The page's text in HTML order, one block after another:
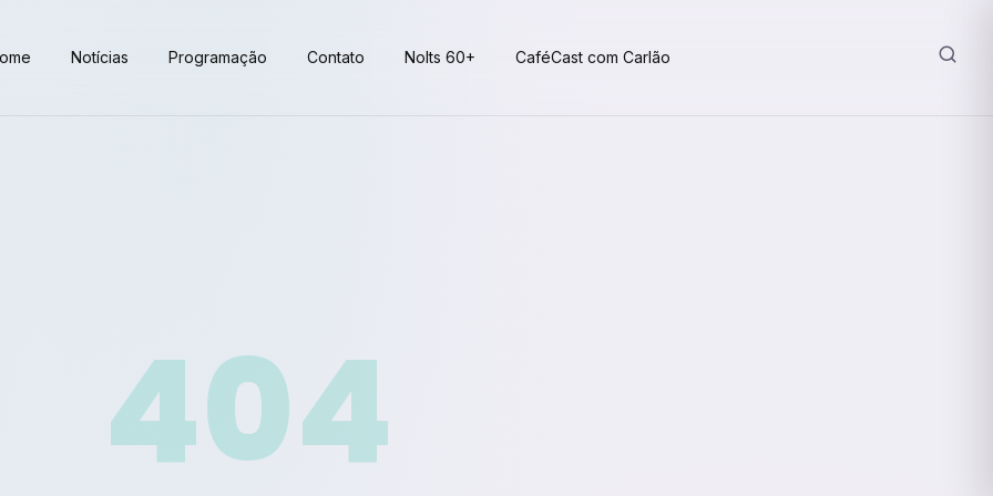
Notícias Programação Contato Nolts 60+ CaféCast com Carlão
404